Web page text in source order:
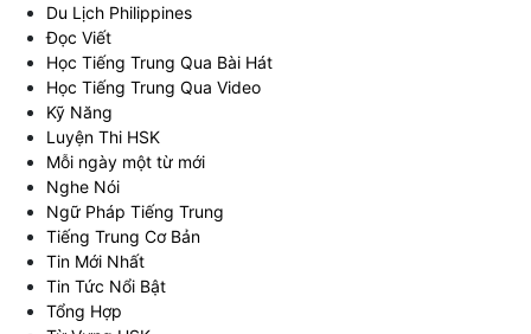
Du Lịch Philippines
Đọc Viết
Học Tiếng Trung Qua Bài Hát
Học Tiếng Trung Qua Video
Kỹ Năng
Luyện Thi HSK
Mỗi ngày một từ mới
Nghe Nói
Ngữ Pháp Tiếng Trung
Tiếng Trung Cơ Bản
Tin Mới Nhất
Tin Tức Nổi Bật
Tổng Hợp